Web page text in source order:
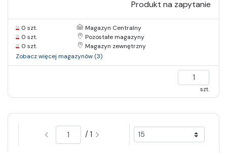
Produkt na zapytanie
0 szt.
Magazyn Centralny
0 szt.
Pozostałe magazyny
0 szt.
Magazyn zewnętrzny
Zobacz więcej magazynów (3)
szt.
/ 1